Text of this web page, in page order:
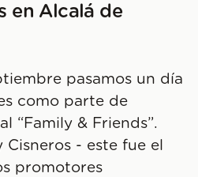
en Alcalá de
pasamos un día
como parte de
“Family & Friends”.
Cisneros - este fue el
promotores